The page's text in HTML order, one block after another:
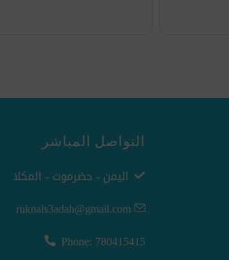
التواصل المباشر
اليمن - حضرموت - المكلا
ruknals3adah@gmail.com
Phone: 780415415